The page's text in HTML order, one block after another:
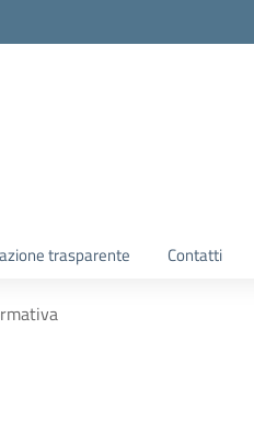
trasparente Contatti